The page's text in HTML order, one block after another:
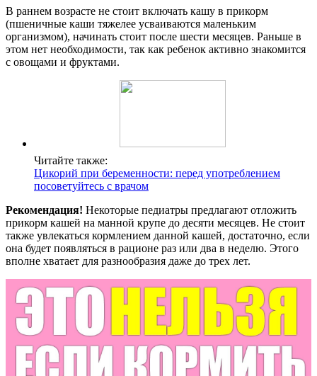
В раннем возрасте не стоит включать кашу в прикорм
(пшеничные каши тяжелее усваиваются маленьким
организмом), начинать стоит после шести месяцев. Раньше в
этом нет необходимости, так как ребенок активно знакомится
с овощами и фруктами.
Читайте также:
Цикорий при беременности: перед употреблением
посоветуйтесь с врачом
Рекомендация! Некоторые педиатры предлагают отложить
прикорм кашей на манной крупе до десяти месяцев. Не стоит
также увлекаться кормлением данной кашей, достаточно, если
она будет появляться в рационе раз или два в неделю. Этого
вполне хватает для разнообразия даже до трех лет.